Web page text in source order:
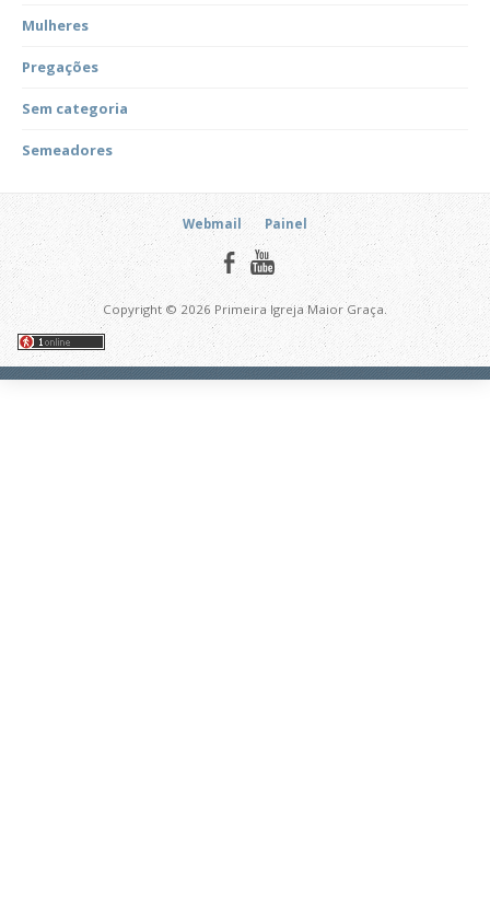
Mulheres
Pregações
Sem categoria
Semeadores
Webmail Painel
Copyright © 2026 Primeira Igreja Maior Graça.